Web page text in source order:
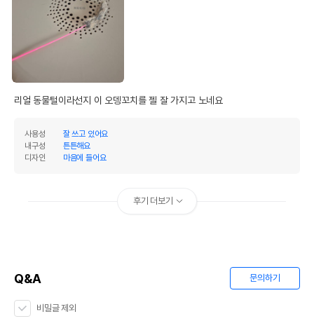
리얼 동물털이라선지 이 오뎅꼬치를 젤 잘 가지고 노네요
사용성
잘 쓰고 있어요
내구성
튼튼해요
디자인
마음에 들어요
후기 더보기
Q&A 문의하기
비밀글 제외